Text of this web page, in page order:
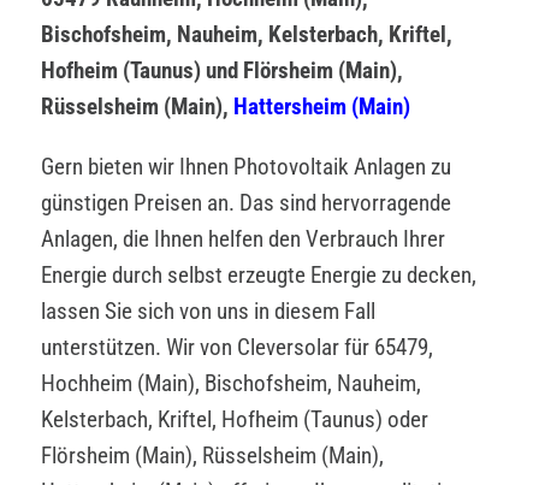
Bischofsheim, Nauheim, Kelsterbach, Kriftel,
Hofheim (Taunus) und Flörsheim (Main),
Rüsselsheim (Main), Hattersheim (Main)
Gern bieten wir Ihnen Photovoltaik Anlagen zu
günstigen Preisen an. Das sind hervorragende
Anlagen, die Ihnen helfen den Verbrauch Ihrer
Energie durch selbst erzeugte Energie zu decken,
lassen Sie sich von uns in diesem Fall
unterstützen. Wir von Cleversolar für 65479,
Hochheim (Main), Bischofsheim, Nauheim,
Kelsterbach, Kriftel, Hofheim (Taunus) oder
Flörsheim (Main), Rüsselsheim (Main),